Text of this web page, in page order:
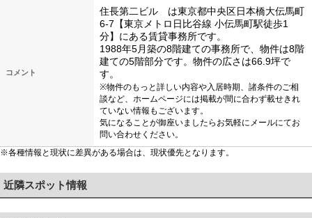
コメント
住長第二ビル は東京都中央区日本橋大伝馬町
6-7【東京メトロ日比谷線 小伝馬町駅徒歩1
分】にある賃貸事務所です。
1988年5月築の8階建ての事務所で、物件は8階
建ての5階部分です。物件の広さは66.9坪で
す。
※物件のもっと詳しい内容や入居時期、諸条件のご相
談など、ホームページには掲載が間に合わず載せきれ
ていない情報もございます。
気になることが御座いましたらお気軽にメールにてお
問い合わせください。
※各種情報と現状に差異がある場合は、現状優先となります。
近隣スポット情報